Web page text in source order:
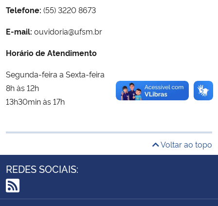
Ministério de Minas e Energia
Ministério da Ciência, Tecnologia, Inovações e Comunicações
Ministério do Desenvolvimento Regional
Ministério da Mulher, da Família e dos Direitos Humanos
Telefone: (55) 3220 8673
E-mail: ouvidoria@ufsm.br
Horário de Atendimento
Segunda-feira a Sexta-feira
8h às 12h
13h30min às 17h
Voltar ao topo
REDES SOCIAIS:
RSS